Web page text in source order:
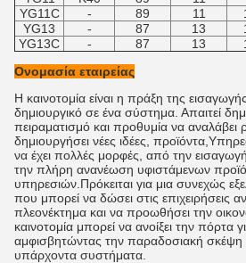
YG11C
- 89 11
YG13
- 87 13
YG13C
- 87 13
Ονομασία εταιρείας
Η καινοτομία είναι η πράξη της
δημιουργικό σε ένα σύστημα. Απαιτεί
πειραματισμό και προθυμία να αναλάβει
δημιουργήσει νέες ιδέες,
να έχει πολλές μορφές, από την
την πλήρη ανανέωση υφιστάμενων
υπηρεσιών.Πρόκειται για μια συνεχώς
που μπορεί να δώσει στις επιχειρήσεις
πλεονέκτημα και να προωθήσει την
καινοτομία μπορεί να ανοίξει την πόρτα
αμφισβητώντας την παραδοσιακή σκέψη
υπάρχοντα συστήματα.